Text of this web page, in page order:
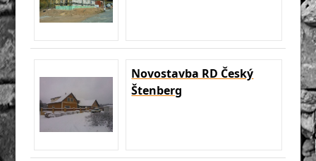
Novostavba RD Český
Štenberg